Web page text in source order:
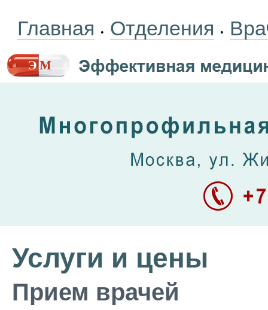
Главная • Отделения •
Услуги и цены
Прием врачей